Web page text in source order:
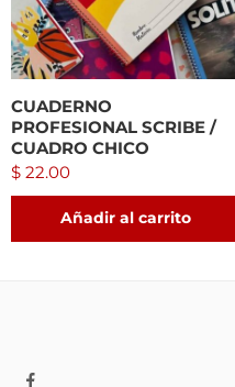
CUADERNO
PROFESIONAL SCRIBE /
CUADRO CHICO
$ 22.00
Añadir al carrito